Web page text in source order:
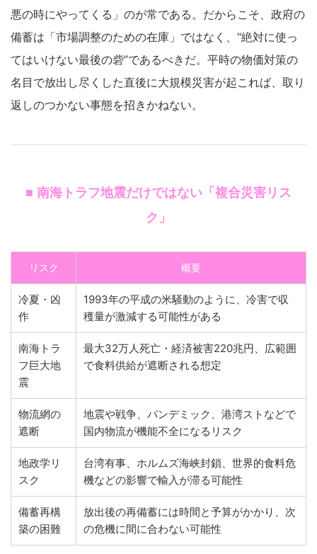
悪の時にやってくる」のが常である。だからこそ、政府の
備蓄は「市場調整のための在庫」ではなく、“絶対に使っ
てはいけない最後の砦”であるべきだ。平時の物価対策の
名目で放出し尽くした直後に大規模災害が起これば、取り
返しのつかない事態を招きかねない。
■ 南海トラフ地震だけではない「複合災害リス
ク」
リスク 概要
冷夏・凶
作
1993年の平成の米騒動のように、冷害で収
穫量が激減する可能性がある
南海トラ
フ巨大地
震
最大32万人死亡・経済被害220兆円、広範囲
で食料供給が遮断される想定
物流網の
遮断
地震や戦争、パンデミック、港湾ストなどで
国内物流が機能不全になるリスク
地政学リ
スク
台湾有事、ホルムズ海峡封鎖、世界的食料危
機などの影響で輸入が滞る可能性
備蓄再構
築の困難
放出後の再備蓄には時間と予算がかかり、次
の危機に間に合わない可能性